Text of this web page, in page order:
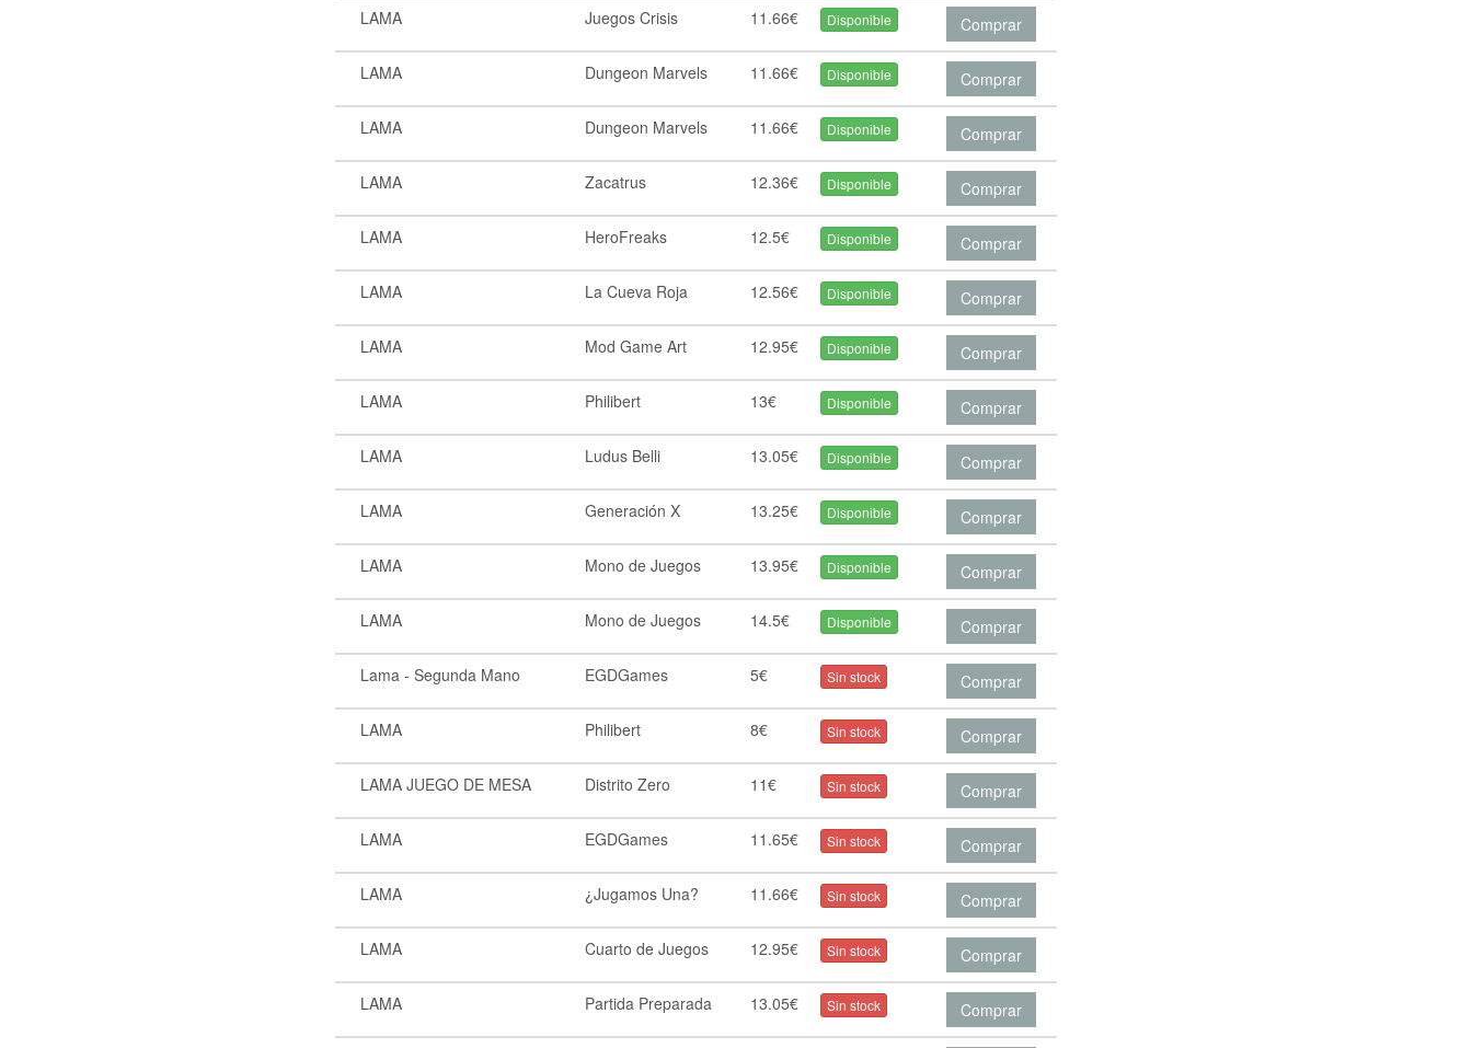
LAMA Juegos Crisis 11.66€ Disponible Comprar
LAMA Dungeon Marvels 11.66€ Disponible Comprar
LAMA Dungeon Marvels 11.66€ Disponible Comprar
LAMA Zacatrus 12.36€ Disponible Comprar
LAMA HeroFreaks 12.5€ Disponible Comprar
LAMA La Cueva Roja 12.56€ Disponible Comprar
LAMA Mod Game Art 12.95€ Disponible Comprar
LAMA Philibert 13€ Disponible Comprar
LAMA Ludus Belli 13.05€ Disponible Comprar
LAMA Generación X 13.25€ Disponible Comprar
LAMA Mono de Juegos 13.95€ Disponible Comprar
LAMA Mono de Juegos 14.5€ Disponible Comprar
Lama - Segunda Mano EGDGames 5€ Sin stock Comprar
LAMA Philibert 8€ Sin stock Comprar
LAMA JUEGO DE MESA Distrito Zero 11€ Sin stock Comprar
LAMA EGDGames 11.65€ Sin stock Comprar
LAMA ¿Jugamos Una? 11.66€ Sin stock Comprar
LAMA Cuarto de Juegos 12.95€ Sin stock Comprar
LAMA Partida Preparada 13.05€ Sin stock Comprar